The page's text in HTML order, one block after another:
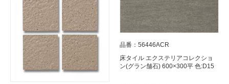
品番：56446ACR
床タイル エクステリアコレクショ
ン(グラン舗石) 600×300平 色:D15